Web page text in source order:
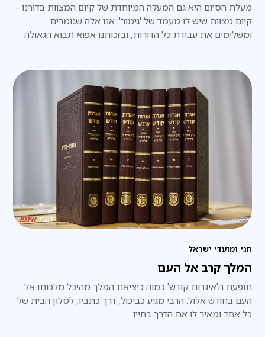
מעלת הסיום היא גם המעלה המיוחדת של קיום המצוות בדורנו –
קיום מצוות שיש לו מעמד של 'גימור': אנו אלה שגומרים
ומשלימים את עבודת כל הדורות, ובזכותנו אפוא תבוא הגאולה
חגי ומועדי ישראל
המלך קרב אל העם
תופעת ה'איגרות קודש' כמוה כיציאת המלך מהיכל מלכותו אל
העם בחודש אלול. הרבי מגיע כביכול, דרך כתביו, לסלון הבית של
כל אחד ומאיר לו את הדרך בחייו